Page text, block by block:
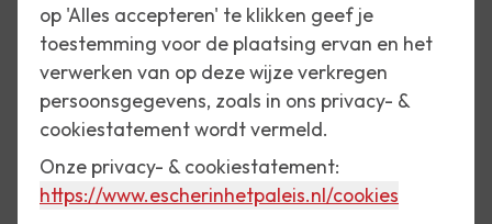
op 'Alles accepteren' te klikken geef je
toestemming voor de plaatsing ervan en het
verwerken van op deze wijze verkregen
persoonsgegevens, zoals in ons privacy- &
cookiestatement wordt vermeld.
Onze privacy- & cookiestatement:
https://www.escherinhetpaleis.nl/cookies
Nieuws
23 september 2019
Museumnacht 2019